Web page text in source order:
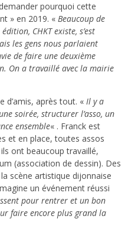
pourquoi cette
» en 2019. « Beaucoup de
CHKT existe, s’est
les gens nous parlaient
de faire une deuxième
On a travaillé avec la mairie
d’amis, après tout. « Il y a
soirée, structurer l’asso, un
ensemble« . Franck est
et en place, toutes assos
ont beaucoup travaillé,
(association de dessin). Des
scène artistique dijonnaise
un événement réussi
pour rentrer et un bon
faire encore plus grand la